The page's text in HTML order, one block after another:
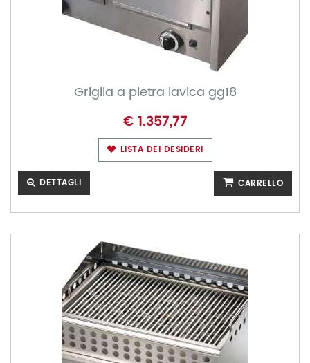
Griglia a pietra lavica gg18
€ 1.357,77
LISTA DEI DESIDERI
DETTAGLI CARRELLO